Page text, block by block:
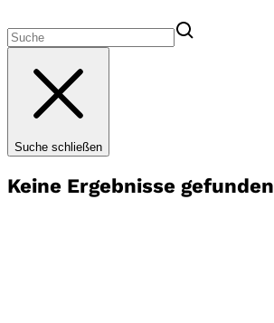
Suche schließen
Keine Ergebnisse gefunden